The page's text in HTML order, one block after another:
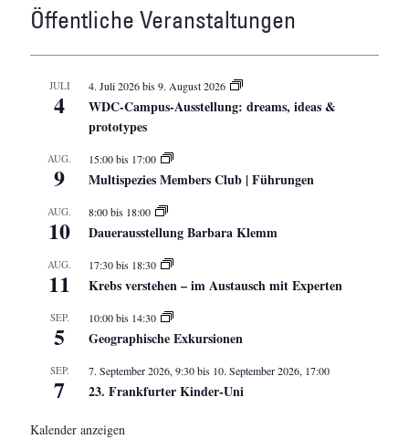
Öffentliche Veranstaltungen
JULI
4
4. Juli 2026bis9. August 2026
WDC-Campus-Ausstellung: dreams, ideas &
prototypes
AUG.
9
15:00bis 17:00
Multispezies Members Club | Führungen
AUG.
10
8:00bis 18:00
Dauerausstellung Barbara Klemm
AUG.
11
17:30bis 18:30
Krebs verstehen – im Austausch mit Experten
SEP.
5
10:00bis 14:30
Geographische Exkursionen
SEP.
7
7. September 2026, 9:30bis 10. September 2026, 17:00
23. Frankfurter Kinder-Uni
Kalender anzeigen